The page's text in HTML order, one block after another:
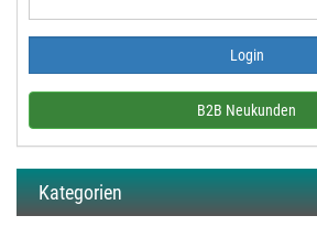
B2B Neukunden
Kategorien